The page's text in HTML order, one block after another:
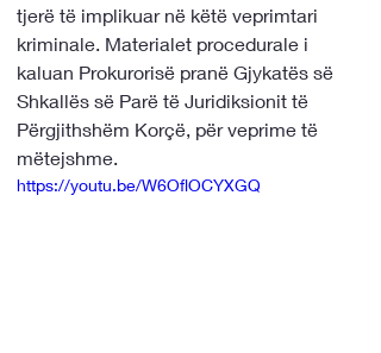
tjerë të implikuar në këtë veprimtari
kriminale. Materialet procedurale i
kaluan Prokurorisë pranë Gjykatës së
Shkallës së Parë të Juridiksionit të
Përgjithshëm Korçë, për veprime të
mëtejshme.
https://youtu.be/W6OflOCYXGQ